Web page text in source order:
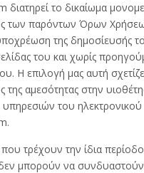
διατηρεί το δικαίωμα
των παρόντων Όρων
της δημοσίευσής
του και χωρίς
Η επιλογή μας αυτή
της αμεσότητας στην
του ηλεκτρονικού
τρέχουν την ίδια
μπορούν να